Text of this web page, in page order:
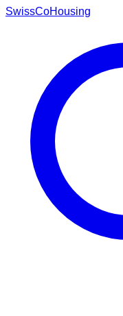
SwissCoHousing